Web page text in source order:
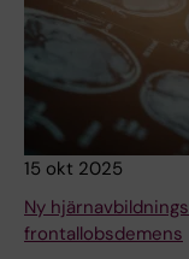
15 okt 2025
Ny
frontallobsdemens